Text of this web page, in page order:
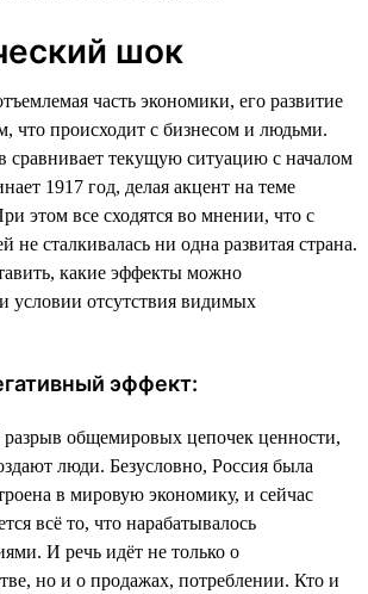
шок
часть экономики, его развитие
что происходит с бизнесом и людьми.
сравнивает текущую ситуацию с началом
1917 год, делая акцент на теме
этом все сходятся во мнении, что с
не сталкивалась ни одна развитая страна.
какие эффекты можно
условии отсутствия видимых
эффект:
разрыв общемировых цепочек ценности,
люди. Безусловно, Россия была
в мировую экономику, и сейчас
всё то, что нарабатывалось
И речь идёт не только о
но и о продажах, потреблении. Кто и